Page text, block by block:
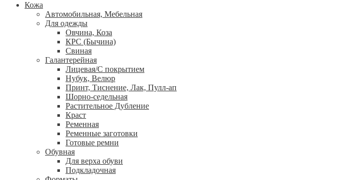
Кожа
Автомобильная, Мебельная
Для одежды
Овчина, Коза
КРС (Бычина)
Свиная
Галантерейная
Лицевая/С покрытием
Нубук, Велюр
Принт, Тиснение, Лак, Пулл-ап
Шорно-седельная
Растительное Дубление
Краст
Ременная
Ременные заготовки
Готовые ремни
Обувная
Для верха обуви
Подкладочная